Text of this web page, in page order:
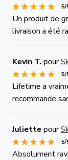
5/
Un produit de
livraison a été
Kevin T. pour
5/
Lifetime a
recommande
Juliette pour
5/
Absolument